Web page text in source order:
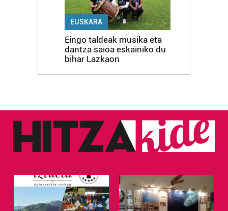
EUSKARA
Eingo taldeak musika eta
dantza saioa eskainiko du
bihar Lazkaon